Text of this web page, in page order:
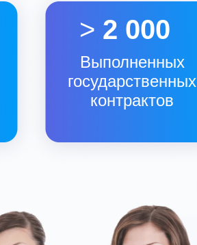
> 2 000
Выполненных
государственных
контрактов